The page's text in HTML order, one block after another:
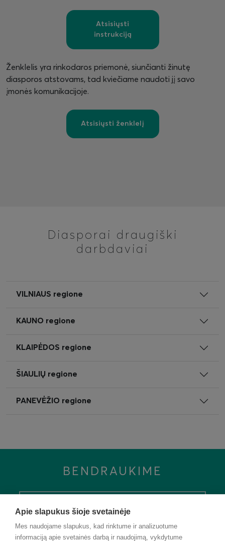
Apie slapukus šioje svetainėje
Mes naudojame slapukus, kad rinktume ir analizuotume
informaciją apie svetainės darbą ir naudojimą, vykdytume
Atsisiųsti
instrukciją
Ženklelis yra rinkodaros priemonė, siunčianti žinutę
diasporos atstovams, tad kviečiame naudoti jį savo
įmonės komunikacijoje.
Atsisiųsti ženklelį
Diasporai draugiški
darbdaviai
VILNIAUS regione
KAUNO regione
KLAIPĖDOS regione
ŠIAULIŲ regione
PANEVĖŽIO regione
BENDRAUKIME